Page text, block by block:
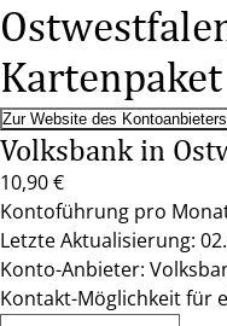
Kartenpaket
Zur Website des Kontoanbieters
Volksbank in
10,90 €
Kontoführung pro
Letzte Aktualisierung:
Konto-Anbieter:
Kontakt-Möglichkeit für